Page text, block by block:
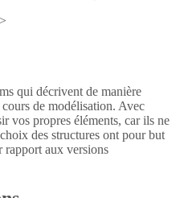
qui décrivent de manière
de modélisation. Avec
vos propres éléments, car ils ne
des structures ont pour but
rapport aux versions